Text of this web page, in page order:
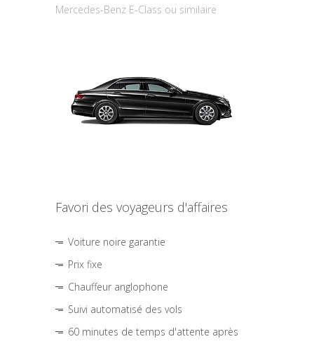
Mercedes-Benz E-Class ou similaire
Favori des voyageurs d'affaires
Voiture noire garantie
Prix fixe
Chauffeur anglophone
Suivi automatisé des vols
60 minutes de temps d'attente après